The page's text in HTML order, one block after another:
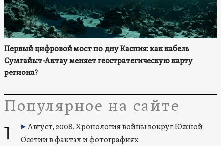
Первый цифровой мост по дну Каспия: как кабель
Сумгайыт-Актау меняет геостратегическую карту
региона?
Популярное на сайте
1
Август, 2008. Хронология войны вокруг Южной
Осетии в фактах и фотографиях